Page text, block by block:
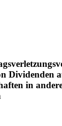
Dividenden
in